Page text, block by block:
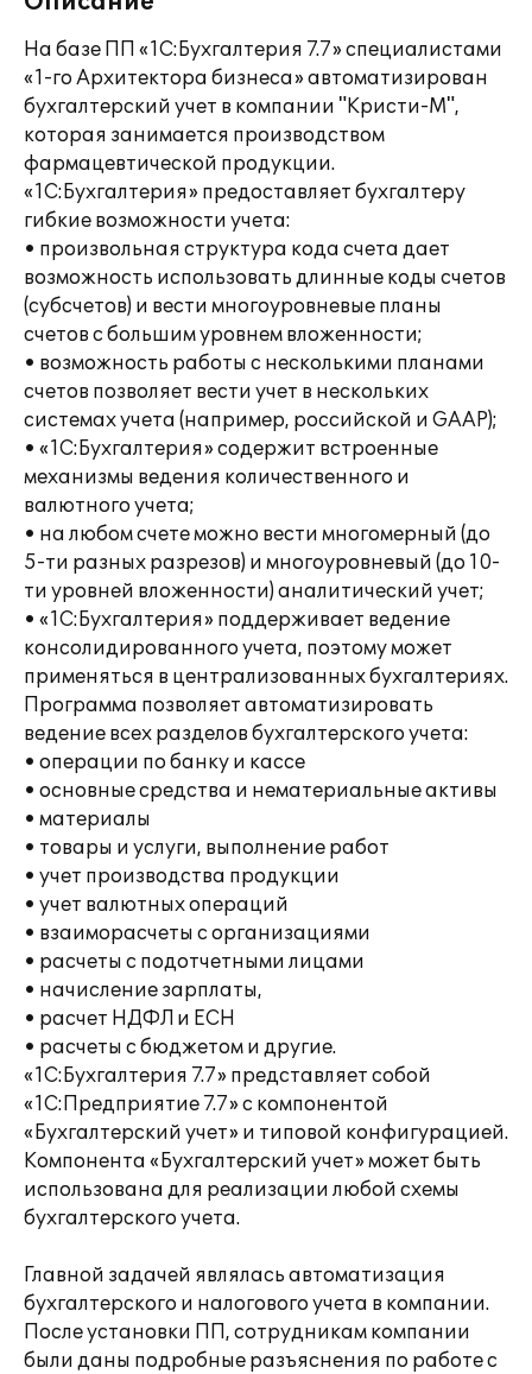
На базе ПП «1С:Бухгалтерия 7.7» специалистами
«1-го Архитектора бизнеса» автоматизирован
бухгалтерский учет в компании "Кристи-М",
которая занимается производством
фармацевтической продукции.
«1С:Бухгалтерия» предоставляет бухгалтеру
гибкие возможности учета:
• произвольная структура кода счета дает
возможность использовать длинные коды счетов
(субсчетов) и вести многоуровневые планы
счетов с большим уровнем вложенности;
• возможность работы с несколькими планами
счетов позволяет вести учет в нескольких
системах учета (например, российской и GAAP);
• «1С:Бухгалтерия» содержит встроенные
механизмы ведения количественного и
валютного учета;
• на любом счете можно вести многомерный (до
5-ти разных разрезов) и многоуровневый (до 10-
ти уровней вложенности) аналитический учет;
• «1С:Бухгалтерия» поддерживает ведение
консолидированного учета, поэтому может
применяться в централизованных бухгалтериях.
Программа позволяет автоматизировать
ведение всех разделов бухгалтерского учета:
• операции по банку и кассе
• основные средства и нематериальные активы
• материалы
• товары и услуги, выполнение работ
• учет производства продукции
• учет валютных операций
• взаиморасчеты с организациями
• расчеты с подотчетными лицами
• начисление зарплаты,
• расчет НДФЛ и ЕСН
• расчеты с бюджетом и другие.
«1С:Бухгалтерия 7.7» представляет собой
«1С:Предприятие 7.7» с компонентой
«Бухгалтерский учет» и типовой конфигурацией.
Компонента «Бухгалтерский учет» может быть
использована для реализации любой схемы
бухгалтерского учета.
Главной задачей являлась автоматизация
бухгалтерского и налогового учета в компании.
После установки ПП, сотрудникам компании
были даны подробные разъяснения по работе с